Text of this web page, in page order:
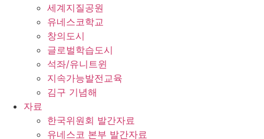
세계지질공원
유네스코학교
창의도시
글로벌학습도시
석좌/유니트윈
지속가능발전교육
김구 기념해
자료
한국위원회 발간자료
유네스코 본부 발간자료